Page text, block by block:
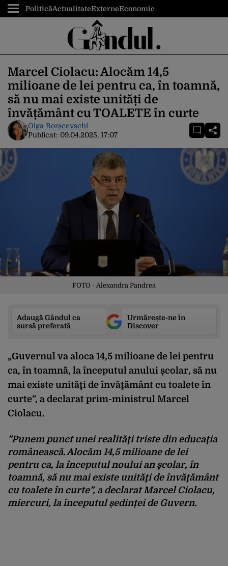
PoliticăActualitateExterneEconomic
Marcel Ciolacu: Alocăm 14,5
milioane de lei pentru ca, în toamnă,
să nu mai existe unități de
învățământ cu TOALETE în curte
Olga Borșcevschi
Publicat: 09.04.2025, 17:07
FOTO - Alexandra Pandrea
Adaugă Gândul ca
sursă preferată
Urmărește-ne în
Discover
„Guvernul va aloca 14,5 milioane de lei pentru
ca, în toamnă, la începutul anului școlar, să nu
mai existe unităţi de învăţământ cu toalete în
curte”, a declarat prim-ministrul Marcel
Ciolacu.
”Punem punct unei realităţi triste din educaţia
românească. Alocăm 14,5 milioane de lei
pentru ca, la începutul noului an şcolar, în
toamnă, să nu mai existe unităţi de învăţământ
cu toalete în curte”, a declarat Marcel Ciolacu,
miercuri, la începutul ședinței de Guvern.